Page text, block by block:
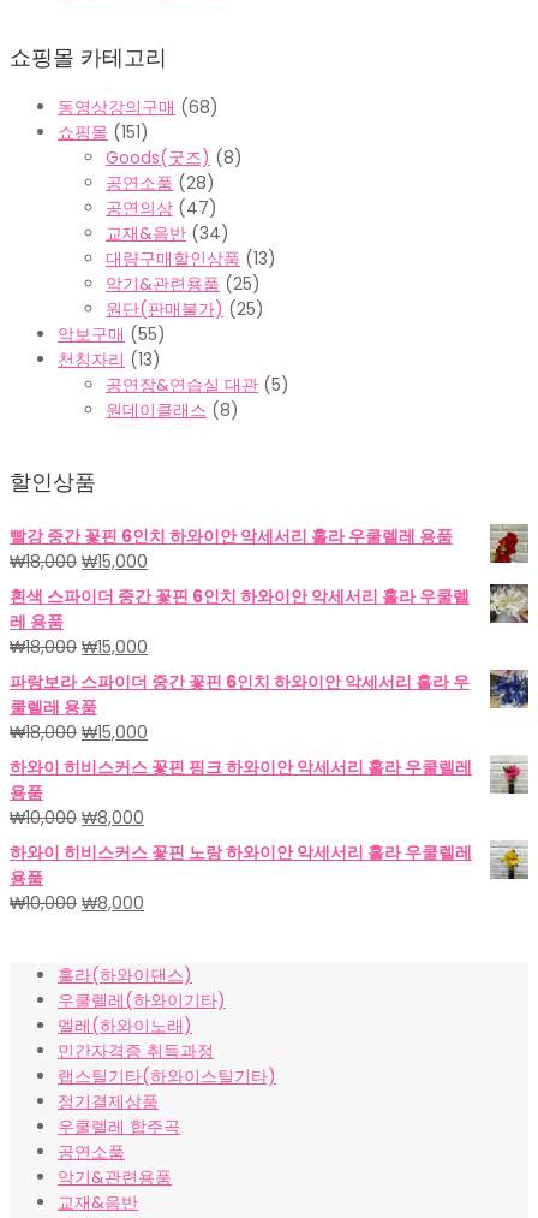
쇼핑몰 카테고리
동영상강의구매 (68)
쇼핑몰 (151)
Goods(굿즈) (8)
공연소품 (28)
공연의상 (47)
교재&음반 (34)
대량구매할인상품 (13)
악기&관련용품 (25)
원단(판매불가) (25)
악보구매 (55)
천칭자리 (13)
공연장&연습실 대관 (5)
원데이클래스 (8)
할인상품
빨강 중간 꽃핀 6인치 하와이안 악세서리 훌라 우쿨렐레 용품
₩18,000 원
래
가
격:
₩18,000.
₩15,000
재
가
₩15,000.
흰색 스파이더 중간 꽃핀 6인치 하와이안 악세서리 훌라 우쿨렐
레 용품
₩18,000 원
래
가
격:
₩18,000.
₩15,000
재
가
₩15,000.
파랑보라 스파이더 중간 꽃핀 6인치 하와이안 악세서리 훌라 우
쿨렐레 용품
₩18,000 원
래
가
격:
₩18,000.
₩15,000
재
가
하와이 히비스커스 꽃핀 핑크 하와이안 악세서리 훌라 우쿨렐레
용품
₩10,000 원
래
가
격:
₩10,000.
₩8,000
재
가
₩8,000.
하와이 히비스커스 꽃핀 노랑 하와이안 악세서리 훌라 우쿨렐레
용품
₩10,000 원
격:
₩10,000.
₩8,000
격:
₩8,000.
훌라(하와이댄스)
우쿨렐레(하와이기타)
멜레(하와이노래)
민간자격증 취득과정
랩스틸기타(하와이스틸기타)
정기결제상품
우쿨렐레 합주곡
공연소품
악기&관련용품
교재&음반